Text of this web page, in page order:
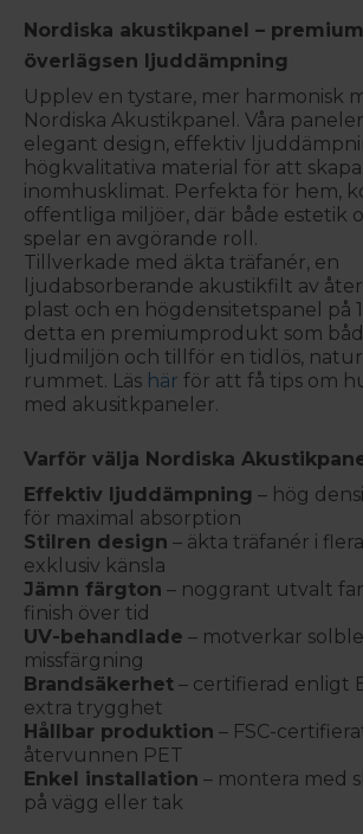
Nordiska akustikpanel –
överlägsen ljuddämpning
Upplev en tystare, mer harmonisk
Nordiska Akustikpanel. Våra
elegant design, effektiv
högkvalitativa material för att
inomhusklimat. Perfekta för hem,
offentliga miljöer, där både estetik
spelar en avgörande roll.
Tillverkade med äkta träfanér, en
ljudabsorberande akustikfilt av
plast och en högdensitetspanel på
detta en premiumprodukt som
ljudmiljön och tillför en tidlös,
rummet. Läs här för att få tips om
med akusitkpaneler.
Varför välja Nordiska
Effektiv ljuddämpning – hög
för maximal absorption
Stilren design – äkta träfanér i
exklusiv känsla
Jämn färgton – noggrant utvalt
finish över tid
UV-behandlade – motverkar
missfärgning
Brandsäkerhet – certifierad enligt
extra trygghet
Hållbar produktion – FSC-
återvunnen PET
Enkel installation – montera med
på vägg eller tak